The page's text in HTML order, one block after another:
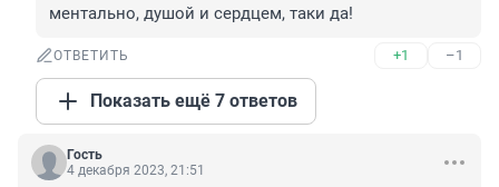
ментально, душой и сердцем, таки да!
ОТВЕТИТЬ +1 –1
Показать ещё 7 ответов
Гость
4 декабря 2023, 21:51